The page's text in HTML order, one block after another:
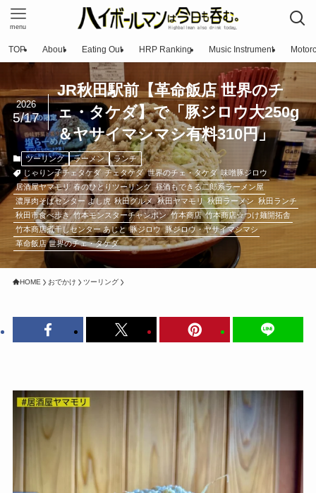
menu
TOP About Eating Out HRP Ranking Music Instrument
JR秋田駅前【革命飯店 世界のチ
ェ・タケダ】で「豚ジロウ大250g
＆ヤサイマシマシ有料310円」
2026
5/17
ツーリング ラーメン
ランチ
じゃりン子チェタケダ チェタケダ 世界のチェ・タケダ 味噌豚ジロウ
居酒屋ヤマモリ 春のひとりツーリング 昼酒もできる二郎系ラーメン屋
濃厚肉そばセンター よし虎 秋田グルメ 秋田ヤマモリ 秋田ラーメン 秋田ランチ
秋田市食べ歩き 竹本モンスターチャンポン 竹本商店 竹本商店☆つけ麺開拓舎
竹本商店煮干しセンター あじと 豚ジロウ 豚ジロウ・ヤサイマシマシ
革命飯店 世界のチェ・タケダ
HOME おでかけ ツーリング